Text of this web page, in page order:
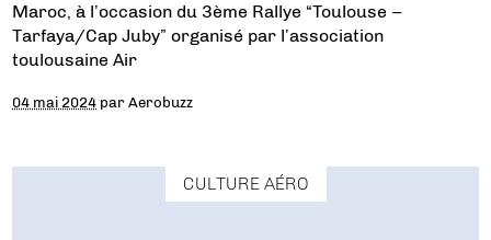
Maroc, à l’occasion du 3ème Rallye “Toulouse –
Tarfaya/Cap Juby” organisé par l’association
toulousaine Air
04 mai 2024 parAerobuzz
CULTURE AÉRO